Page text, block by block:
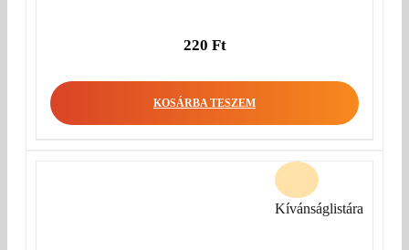
220 Ft
KOSÁRBA TESZEM
Kívánságlistára